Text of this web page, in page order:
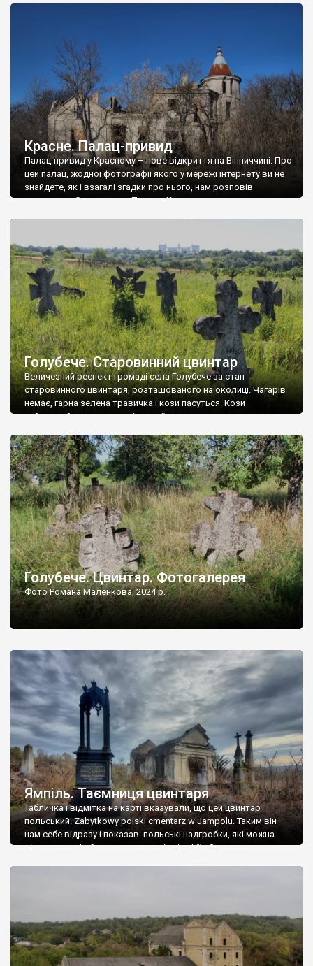
Красне. Палац-привид
Палац-привид у Красному – нове відкриття на Вінниччині. Про
цей палац, жодної фотографії якого у мережі інтернету ви не
знайдете, як і взагалі згадки про нього, нам розповів
мешканець Самгородка. Палац у Красному вразив не лише
Голубече. Старовинний цвинтар
Величезний респект громаді села Голубече за стан
старовинного цвинтаря, розташованого на околиці. Чагарів
немає, гарна зелена травичка і кози пасуться. Кози –
найкращий регулятор шкідливої, для старих кладовищ,
бруньками, кози ті бруньки обгризають, бо то улюблений
делікатес. На цвинтарі у Голубечому ціла колекція
різноманітних форм хрестів. Село відносно невелике, […]
Голубече. Цвинтар. Фотогалерея
Фото Романа Маленкова, 2024 р.
Ямпіль. Таємниця цвинтаря
Табличка і відмітка на карті вказували, що цей цвинтар
польський. Zabytkowy polski cmentarz w Jampolu. Таким він
нам себе відразу і показав: польські надгробки, які можна
віднести до фабричних, польські епітафії… Загалом цвинтар